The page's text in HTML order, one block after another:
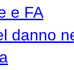
e FA
danno